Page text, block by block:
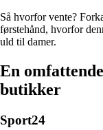
Så hvorfor vente?
førstehånd, hvorfor
uld til damer.
En
butikker
Sport24